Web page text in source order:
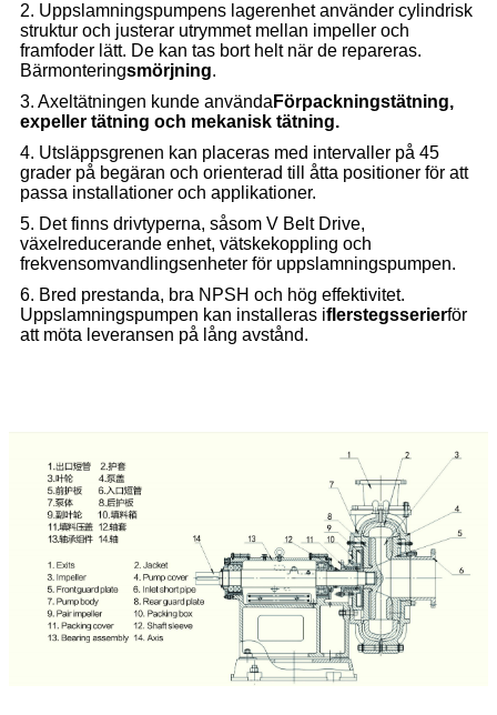
2. Uppslamningspumpens lagerenhet använder cylindrisk
struktur och justerar utrymmet mellan impeller och
framfoder lätt. De kan tas bort helt när de repareras.
Bärmonteringsmörjning.
3. Axeltätningen kunde använda Förpackningstätning,
expeller tätning och mekanisk tätning.
4. Utsläppsgrenen kan placeras med intervaller på 45
grader på begäran och orienterad till åtta positioner för att
passa installationer och applikationer.
5. Det finns drivtyperna, såsom V Belt Drive,
växelreducerande enhet, vätskekoppling och
frekvensomvandlingsenheter för uppslamningspumpen.
6. Bred prestanda, bra NPSH och hög effektivitet.
Uppslamningspumpen kan installeras iflerstegsserierför
att möta leveransen på lång avstånd.